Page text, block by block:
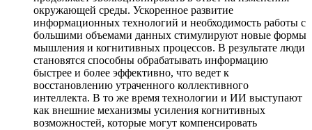
окружающей среды. Ускоренное развитие
информационных технологий и необходимость работы с
большими объемами данных стимулируют новые формы
мышления и когнитивных процессов. В результате люди
становятся способны обрабатывать информацию
быстрее и более эффективно, что ведет к
восстановлению утраченного коллективного
интеллекта. В то же время технологии и ИИ выступают
как внешние механизмы усиления когнитивных
возможностей, которые могут компенсировать